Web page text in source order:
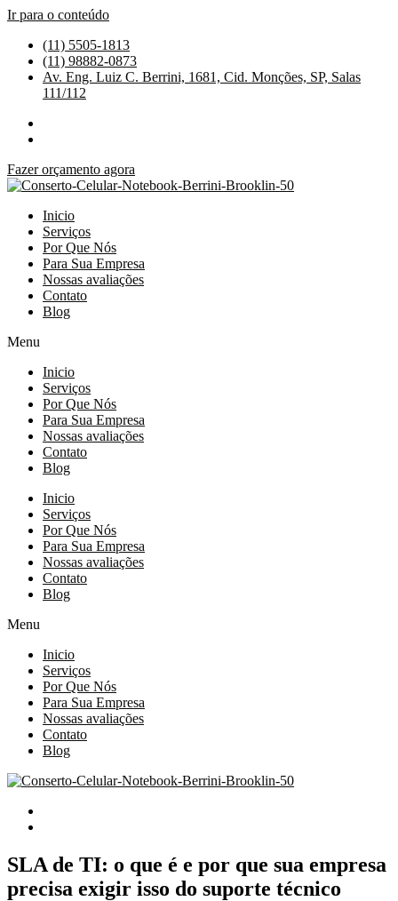
Ir para o conteúdo
(11) 5505-1813
(11) 98882-0873
Av. Eng. Luiz C. Berrini, 1681, Cid. Monções, SP, Salas
111/112
Fazer orçamento agora
Inicio
Serviços
Por Que Nós
Para Sua Empresa
Nossas avaliações
Contato
Blog
Menu
Inicio
Serviços
Por Que Nós
Para Sua Empresa
Nossas avaliações
Contato
Blog
Inicio
Serviços
Por Que Nós
Para Sua Empresa
Nossas avaliações
Contato
Blog
Menu
Inicio
Serviços
Por Que Nós
Para Sua Empresa
Nossas avaliações
Contato
Blog
SLA de TI: o que é e por que sua empresa
precisa exigir isso do suporte técnico